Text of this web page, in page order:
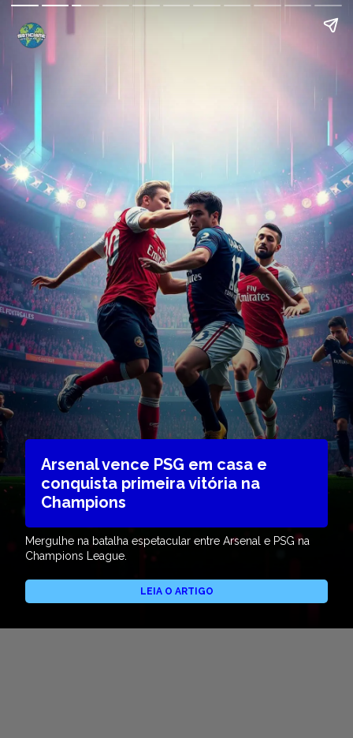
Arsenal vence PSG em casa e
conquista primeira vitória na
Champions
Mergulhe na batalha espetacular entre Arsenal e PSG na
Champions League.
LEIA O ARTIGO